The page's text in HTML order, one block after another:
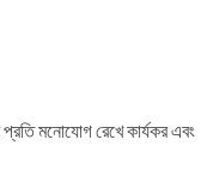
প্রতি মনোযোগ রেখে কার্যকর এবং